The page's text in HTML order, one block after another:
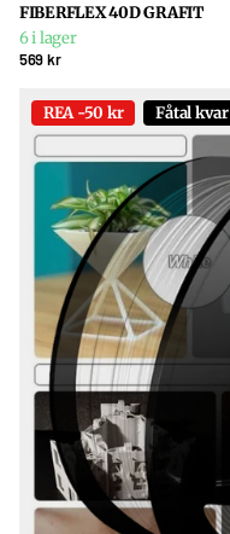
FIBERFLEX 40D GRAFIT
6 i lager
569 kr
REA -50 kr Fåtal kvar